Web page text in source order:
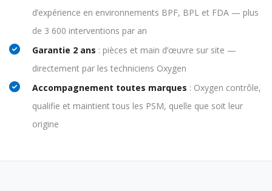
d’expérience en environnements BPF, BPL et FDA — plus
de 3 600 interventions par an
Garantie 2 ans : pièces et main d’œuvre sur site —
directement par les techniciens Oxygen
Accompagnement toutes marques : Oxygen contrôle,
qualifie et maintient tous les PSM, quelle que soit leur
origine